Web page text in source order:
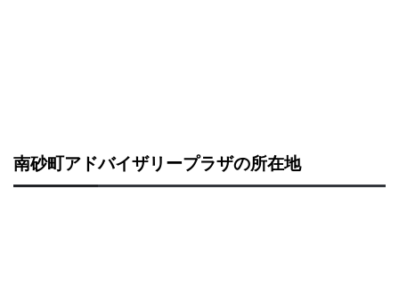
南砂町アドバイザリープラザの所在地